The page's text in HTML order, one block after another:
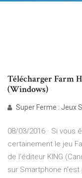
Télécharger Farm
(Windows)
Super Ferme : Jeux
08/03/2016 · Si vous
certainement le jeu
de l’éditeur KING
sur Smartphone